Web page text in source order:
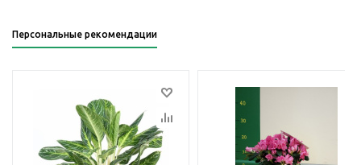
Персональные рекомендации